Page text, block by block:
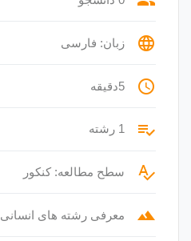
language زبان: فارسی
access_time 5دقیقه
playlist_add_check 1 رشته
spellcheck سطح مطالعه: کنکور
terrain معرفی رشته های انسانی